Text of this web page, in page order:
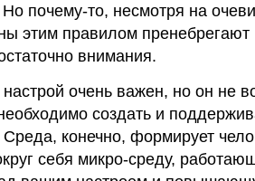
почему-то, несмотря на
этим правилом пренебрегают
внимания.
очень важен, но он не
создать и
конечно, формирует
себя микро-среду,